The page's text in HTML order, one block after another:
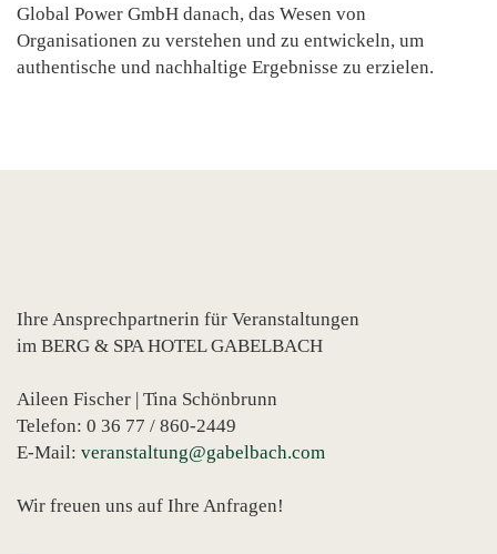
Global Power GmbH danach, das Wesen von
Organisationen zu verstehen und zu entwickeln, um
authentische und nachhaltige Ergebnisse zu erzielen.
Ihre Ansprechpartnerin für Veranstaltungen
im BERG & SPA HOTEL GABELBACH
Aileen Fischer | Tina Schönbrunn
Telefon: 0 36 77 / 860-2449
E-Mail: veranstaltung@gabelbach.com
Wir freuen uns auf Ihre Anfragen!